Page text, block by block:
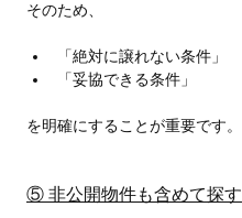
そのため、
「絶対に譲れない条件」
「妥協できる条件」
を明確にすることが重要です。
⑤ 非公開物件も含めて探す